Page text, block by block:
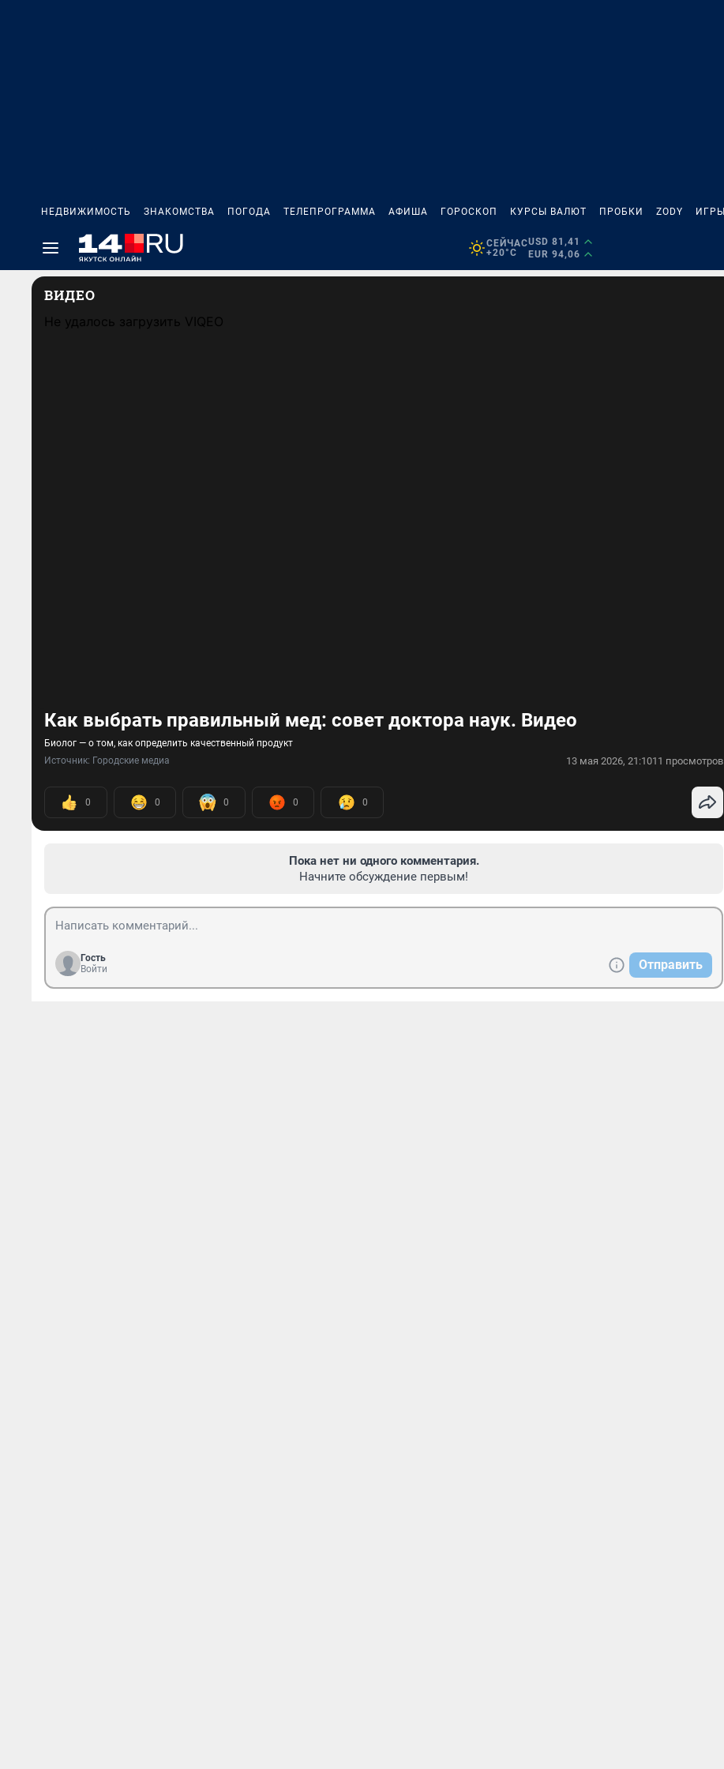
НЕДВИЖИМОСТЬ ЗНАКОМСТВА ПОГОДА ТЕЛЕПРОГРАММА АФИША ГОРОСКОП КУРСЫ ВАЛЮТ ПРОБКИ ZODY ИГРЫ
СЕЙЧАС
+20°C
USD 81,41
EUR 94,06
ВИДЕО
Не удалось загрузить VIQEO
Как выбрать правильный мед: совет доктора наук. Видео
Биолог — о том, как определить качественный продукт
Источник: Городские медиа 13 мая 2026, 21:1011 просмотров
0 0 0 0 0
Пока нет ни одного комментария.
Начните обсуждение первым!
Гость
Войти
Отправить